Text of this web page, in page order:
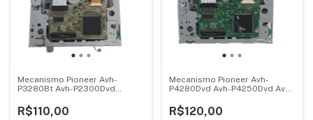
Mecanismo Pioneer Avh-
P3280Bt Avh-P2300Dvd
R$110,00
Mecanismo Pioneer Avh-
P4280Dvd Avh-P4250Dvd Avh-
Montado C/ Unidade Optica
R$120,00